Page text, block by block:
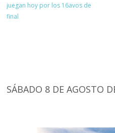
juegan hoy por los 16avos de
final
SÁBADO 8 DE AGOSTO